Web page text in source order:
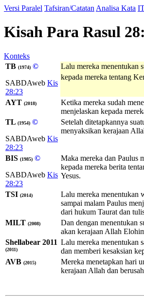
Versi Paralel Tafsiran/Catatan Analisa Kata
Kisah Para Rasul
Konteks
TB (1974) ©
SABDAweb Kis
28:23
Lalu mereka menentukan
kepada mereka tentang
AYT (2018)
Ketika mereka sudah
menjelaskan kepada
TL (1954) ©
SABDAweb Kis
28:23
Setelah ditetapkannya
menyaksikan kerajaan
BIS (1985) ©
SABDAweb Kis
28:23
Maka mereka dan Paulus
kepada mereka berita
Yesus.
TSI (2014)
Lalu mereka menentukan
sampai malam Paulus
dari hukum Taurat dan
MILT (2008)
Dan dengan menentukan
akan kerajaan Allah
Shellabear 2011
(2011)
Lalu mereka menentukan
dan memberi kesaksian
AVB (2015)
Mereka menetapkan hari
kerajaan Allah dan